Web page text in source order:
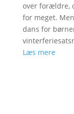
over forældre,
for meget.
dans for
Læs mere